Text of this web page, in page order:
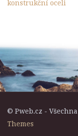
konstrukční oceli
© Pweb.cz -
Themes